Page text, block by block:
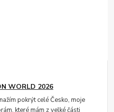
WORLD 2026
pokrýt celé Česko, moje
které mám z velké části